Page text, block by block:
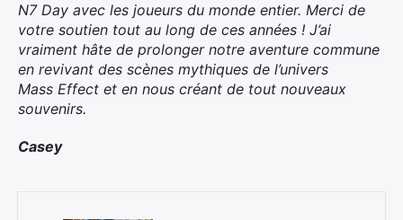
N7 Day avec les joueurs du monde entier. Merci de
votre soutien tout au long de ces années ! J’ai
vraiment hâte de prolonger notre aventure commune
en revivant des scènes mythiques de l’univers
Mass Effect et en nous créant de tout nouveaux
souvenirs.
Casey